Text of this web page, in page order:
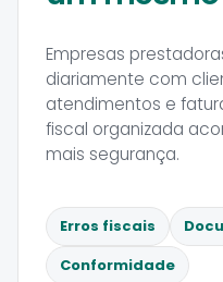
Empresas
diariamente com
atendimentos e
fiscal organizada
mais segurança.
Erros fiscais
Conformidade